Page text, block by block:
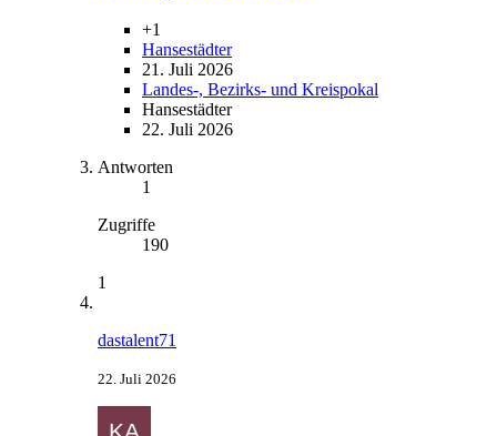
+1
Hansestädter
21. Juli 2026
Landes-, Bezirks- und Kreispokal
Hansestädter
22. Juli 2026
Antworten
1
Zugriffe
190
1
dastalent71
22. Juli 2026